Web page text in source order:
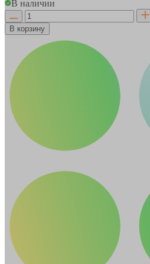
В наличии
В корзину